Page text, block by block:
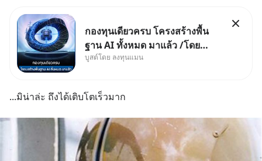
กองทุนเดียวครบ โครงสร้างพื้น
ฐาน AI ทั้งหมด มาแล้ว /โดย
ลงทุนแมน AI Supercycle คือ
หลัก ของการเติบโตทางเศรษฐกิจ
และวิถีชีวิตของผู้คนอย่างยาวนา
นต่
บูสต์โดย ลงทุนแมน
...มิน่าล่ะ ถึงได้เติบโตเร็วมาก